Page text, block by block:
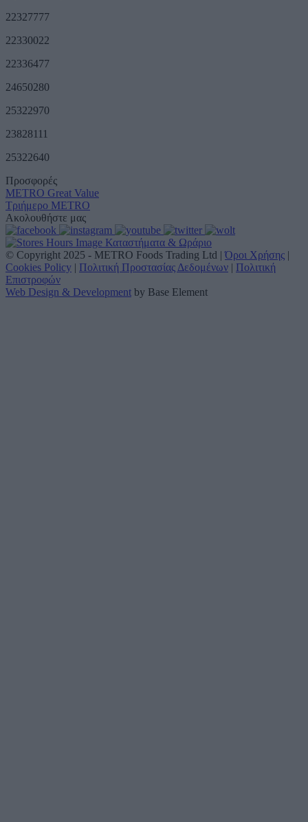
22327777
22330022
22336477
24650280
25322970
23828111
25322640
Προσφορές
METRO Great Value
Τριήμερο METRO
Ακολουθήστε μας
Καταστήματα & Ωράριο
© Copyright 2025 - METRO Foods Trading Ltd | Όροι Χρήσης |
Cookies Policy | Πολιτική Προστασίας Δεδομένων | Πολιτική
Επιστροφών
Web Design & Development by Base Element